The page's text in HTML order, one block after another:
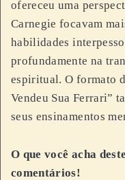
ofereceu uma
Carnegie focavam
habilidades
profundamente na
espiritual. O formato
Vendeu Sua Ferrari”
seus ensinamentos
O que você acha
comentários!